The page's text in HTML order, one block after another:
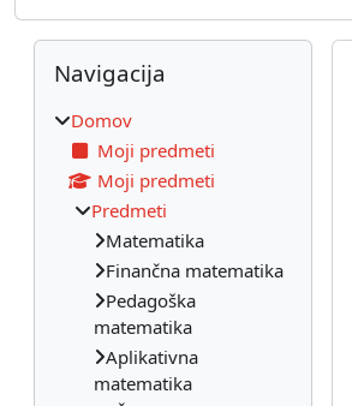
Bloki
Preskoči Navigacija
Navigacija
Domov
Moji predmeti
Moji predmeti
Predmeti
Matematika
Finančna matematika
Pedagoška
matematika
Aplikativna
matematika